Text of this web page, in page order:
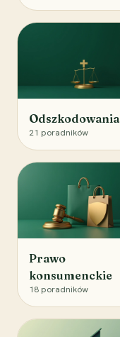
Odszkodowania
21 poradników
Prawo
konsumenckie
18 poradników